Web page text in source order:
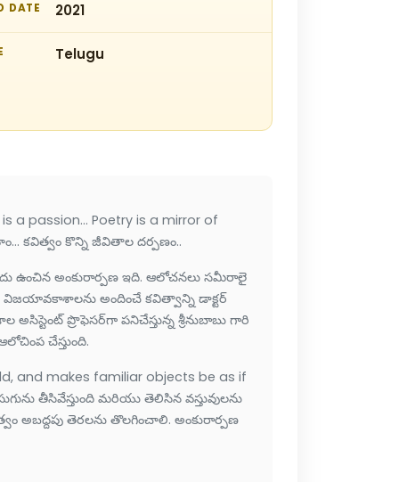
DATE 2021
Telugu
passion... Poetry is a mirror of
కవిత్వం కొన్ని జీవితాల దర్పణం..
అంకురార్పణ ఇది. ఆలోచనలు సమీరాలై
విజయావకాశాలను అందించే కవిత్వాన్ని డాక్టర్
అసిస్టెంట్ ప్రొఫెసర్‌గా పనిచేస్తున్న శ్రీనుబాబు గారి
చేస్తుంది.
makes familiar objects be as if
తీసివేస్తుంది మరియు తెలిసిన వస్తువులను
అబద్దపు తెరలను తొలగించాలి. అంకురార్పణ